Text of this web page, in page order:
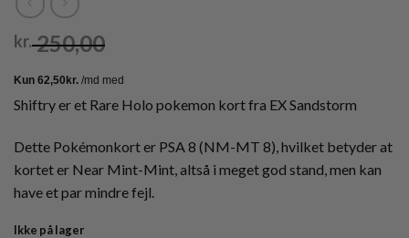
kr.250,00
Shiftry er et Rare Holo pokemon kort fra EX Sandstorm
Dette Pokémonkort er PSA 8 (NM-MT 8), hvilket betyder at
kortet er Near Mint-Mint, altså i meget god stand, men kan
have et par mindre fejl.
Ikke på lager